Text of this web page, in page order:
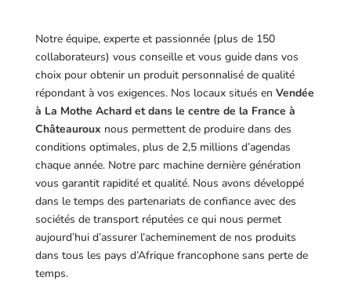
Notre équipe, experte et passionnée (plus de 150
collaborateurs) vous conseille et vous guide dans vos
choix pour obtenir un produit personnalisé de qualité
répondant à vos exigences. Nos locaux situés en Vendée
à La Mothe Achard et dans le centre de la France à
Châteauroux nous permettent de produire dans des
conditions optimales, plus de 2,5 millions d’agendas
chaque année. Notre parc machine dernière génération
vous garantit rapidité et qualité. Nous avons développé
dans le temps des partenariats de confiance avec des
sociétés de transport réputées ce qui nous permet
aujourd’hui d’assurer l’acheminement de nos produits
dans tous les pays d’Afrique francophone sans perte de
temps.